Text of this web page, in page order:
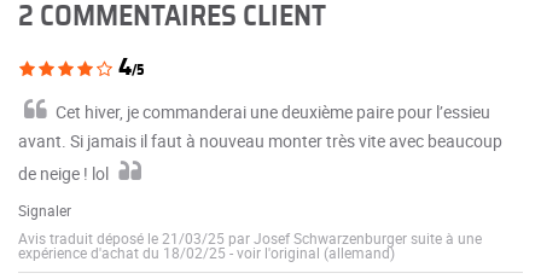
2 COMMENTAIRES CLIENT
4/5
Cet hiver, je commanderai une deuxième paire pour l’essieu
avant. Si jamais il faut à nouveau monter très vite avec beaucoup
de neige ! lol
Signaler
Avis traduit déposé le 21/03/25 par Josef Schwarzenburger suite à une
expérience d'achat du 18/02/25 -voir l'original (allemand)